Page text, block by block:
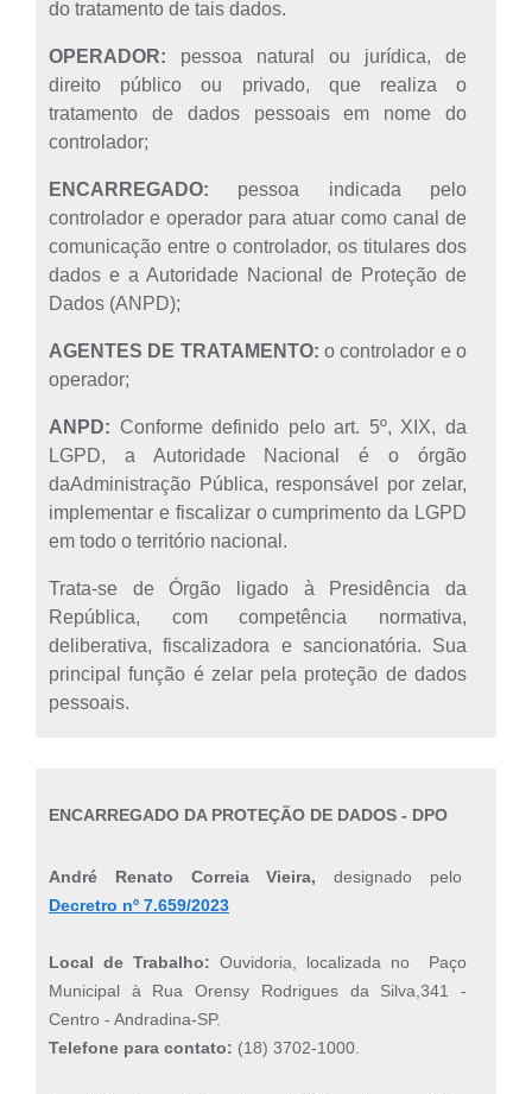
do tratamento de tais dados.
OPERADOR: pessoa natural ou jurídica, de
direito público ou privado, que realiza o
tratamento de dados pessoais em nome do
controlador;
ENCARREGADO: pessoa indicada pelo
controlador e operador para atuar como canal de
comunicação entre o controlador, os titulares dos
dados e a Autoridade Nacional de Proteção de
Dados (ANPD);
AGENTES DE TRATAMENTO: o controlador e o
operador;
ANPD: Conforme definido pelo art. 5º, XIX, da
LGPD, a Autoridade Nacional é o órgão
daAdministração Pública, responsável por zelar,
implementar e fiscalizar o cumprimento da LGPD
em todo o território nacional.
Trata-se de Órgão ligado à Presidência da
República, com competência normativa,
deliberativa, fiscalizadora e sancionatória. Sua
principal função é zelar pela proteção de dados
pessoais.
ENCARREGADO DA PROTEÇÃO DE DADOS - DPO
André Renato Correia Vieira,designado pelo
Decretro nº 7.659/2023
Local de Trabalho: Ouvidoria, localizada no Paço
Municipal à Rua Orensy Rodrigues da Silva,341 -
Centro - Andradina-SP.
Telefone para contato: (18) 3702-1000.